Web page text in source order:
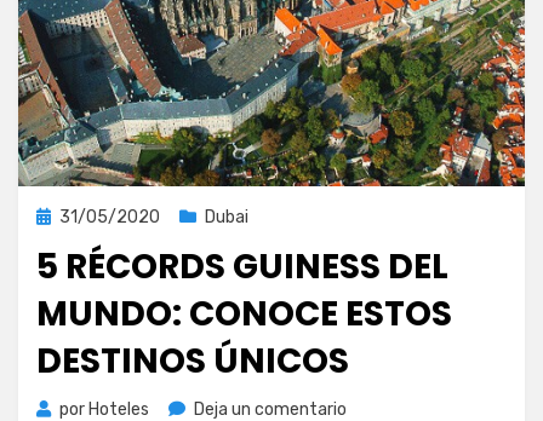
Publicada
31/05/2020 Dubai
5 RÉCORDS GUINESS DEL
MUNDO: CONOCE ESTOS
DESTINOS ÚNICOS
por Hoteles Deja un comentario